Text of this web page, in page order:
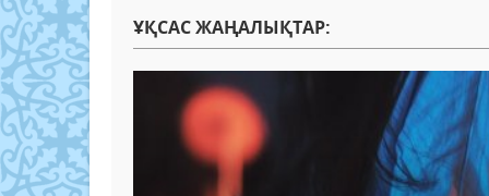
ҰҚСАС ЖАҢАЛЫҚТАР: